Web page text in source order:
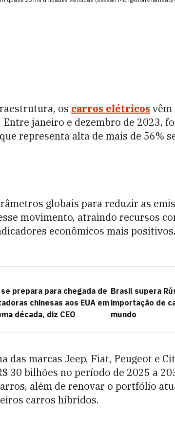
os carros elétricosvêm
janeiro e dezembro de 2023,
representa alta de mais de 56%
globais para reduzir as
movimento, atraindo recursos
econômicos mais positivos.
prepara para chegada de
chinesas aos EUA em
década, diz CEO
Brasil supera
importação de
mundo
das marcas Jeep, Fiat, Peugeot e
30 bilhões no período de 2025 a
além de renovar o portfólio
carros híbridos.